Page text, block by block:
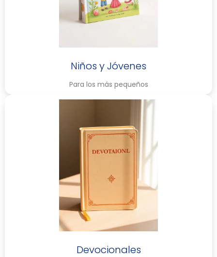
Niños y Jóvenes
Para los más pequeños
Devocionales